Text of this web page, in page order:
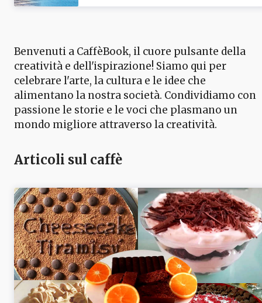
Benvenuti a CaffèBook, il cuore pulsante della
creatività e dell'ispirazione! Siamo qui per
celebrare l'arte, la cultura e le idee che
alimentano la nostra società. Condividiamo con
passione le storie e le voci che plasmano un
mondo migliore attraverso la creatività.
Articoli sul caffè